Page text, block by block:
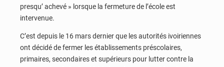
presqu’ achevé » lorsque la fermeture de l’école est
intervenue.
C’est depuis le 16 mars dernier que les autorités ivoiriennes
ont décidé de fermer les établissements préscolaires,
primaires, secondaires et supérieurs pour lutter contre la